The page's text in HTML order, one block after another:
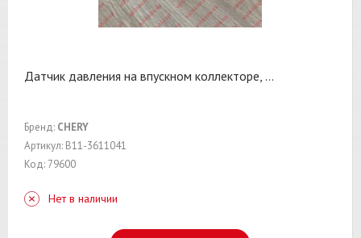
Датчик давления на впускном коллекторе, ...
Бренд: CHERY
Артикул: B11-3611041
Код: 79600
Нет в наличии